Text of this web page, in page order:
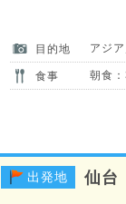
目的地 アジ
食事 朝食
出発地 仙台